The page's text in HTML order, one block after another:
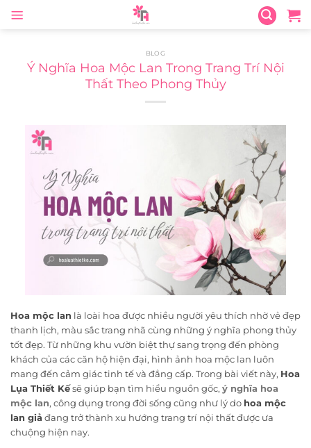
BLOG
Ý Nghĩa Hoa Mộc Lan Trong Trang Trí Nội
Thất Theo Phong Thủy
Hoa mộc lan là loài hoa được nhiều người yêu thích nhờ vẻ đẹp
thanh lịch, màu sắc trang nhã cùng những ý nghĩa phong thủy
tốt đẹp. Từ những khu vườn biệt thự sang trọng đến phòng
khách của các căn hộ hiện đại, hình ảnh hoa mộc lan luôn
mang đến cảm giác tinh tế và đẳng cấp. Trong bài viết này, Hoa
Lụa Thiết Kếsẽ giúp bạn tìm hiểu nguồn gốc, ý nghĩa hoa
mộc lan, công dụng trong đời sống cũng như lý do hoa mộc
lan giả đang trở thành xu hướng trang trí nội thất được ưa
chuộng hiện nay.